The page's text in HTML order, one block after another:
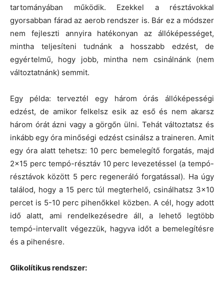
tartományában működik. Ezekkel a résztávokkal
gyorsabban fárad az aerob rendszer is. Bár ez a módszer
nem fejleszti annyira hatékonyan az állóképességet,
mintha teljesíteni tudnánk a hosszabb edzést, de
egyértelmű, hogy jobb, mintha nem csinálnánk (nem
változtatnánk) semmit.
Egy példa: terveztél egy három órás állóképességi
edzést, de amikor felkelsz esik az eső és nem akarsz
három órát ázni vagy a görgőn ülni. Tehát változtatsz és
inkább egy óra minőségi edzést csinálsz a traineren. Amit
egy óra alatt tehetsz: 10 perc bemelegítő forgatás, majd
2×15 perc tempó-résztáv 10 perc levezetéssel (a tempó-
résztávok között 5 perc regeneráló forgatással). Ha úgy
találod, hogy a 15 perc túl megterhelő, csinálhatsz 3×10
percet is 5-10 perc pihenőkkel közben. A cél, hogy adott
idő alatt, ami rendelkezésedre áll, a lehető legtöbb
tempó-intervallt végezzük, hagyva időt a bemelegítésre
és a pihenésre.
Glikolítikus rendszer: